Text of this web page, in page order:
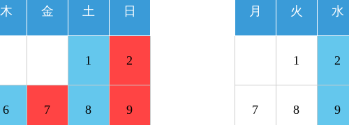
木 金 土 日
1 2
6 7 8 9
月 火 水
1 2
7 8 9